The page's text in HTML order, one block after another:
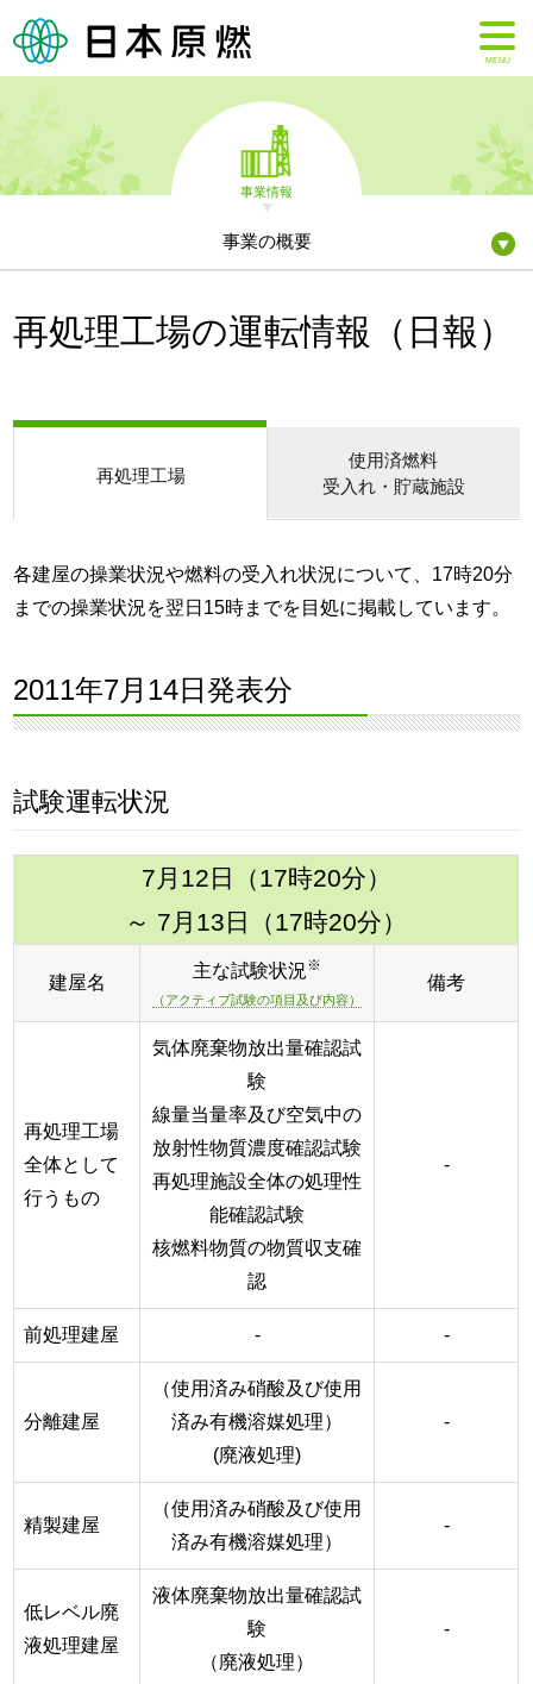
MENU
事業情報
事業の概要
再処理工場の運転情報（日報）
再処理工場
使用済燃料
受入れ・貯蔵施設
各建屋の操業状況や燃料の受入れ状況について、17時20分
までの操業状況を翌日15時までを目処に掲載しています。
2011年7月14日発表分
試験運転状況
7月12日（17時20分）
～ 7月13日（17時20分）
建屋名
主な試験状況※
（アクティブ試験の項目及び内容）
備考
再処理工場
全体として
行うもの
気体廃棄物放出量確認試
験
線量当量率及び空気中の
放射性物質濃度確認試験
再処理施設全体の処理性
能確認試験
核燃料物質の物質収支確
認
-
前処理建屋 - -
分離建屋
（使用済み硝酸及び使用
済み有機溶媒処理）
(廃液処理)
-
精製建屋
（使用済み硝酸及び使用
済み有機溶媒処理）
-
低レベル廃
液処理建屋
液体廃棄物放出量確認試
験
（廃液処理）
-